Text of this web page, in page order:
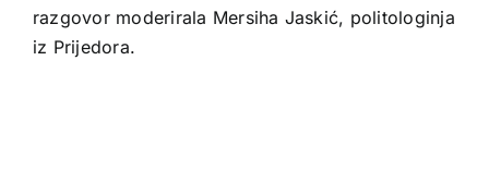
razgovor moderirala Mersiha Jaskić, politologinja
iz Prijedora.